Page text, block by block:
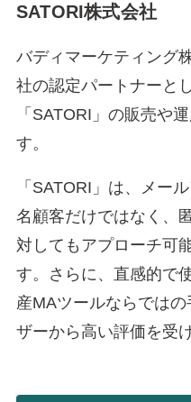
SATORI株式会社
バディマーケティング
社の認定パートナーと
「SATORI」の販売や
す。
「SATORI」は、メー
名顧客だけではなく、
対してもアプローチ可
す。さらに、直感的で
産MAツールならでは
ザーから高い評価を受